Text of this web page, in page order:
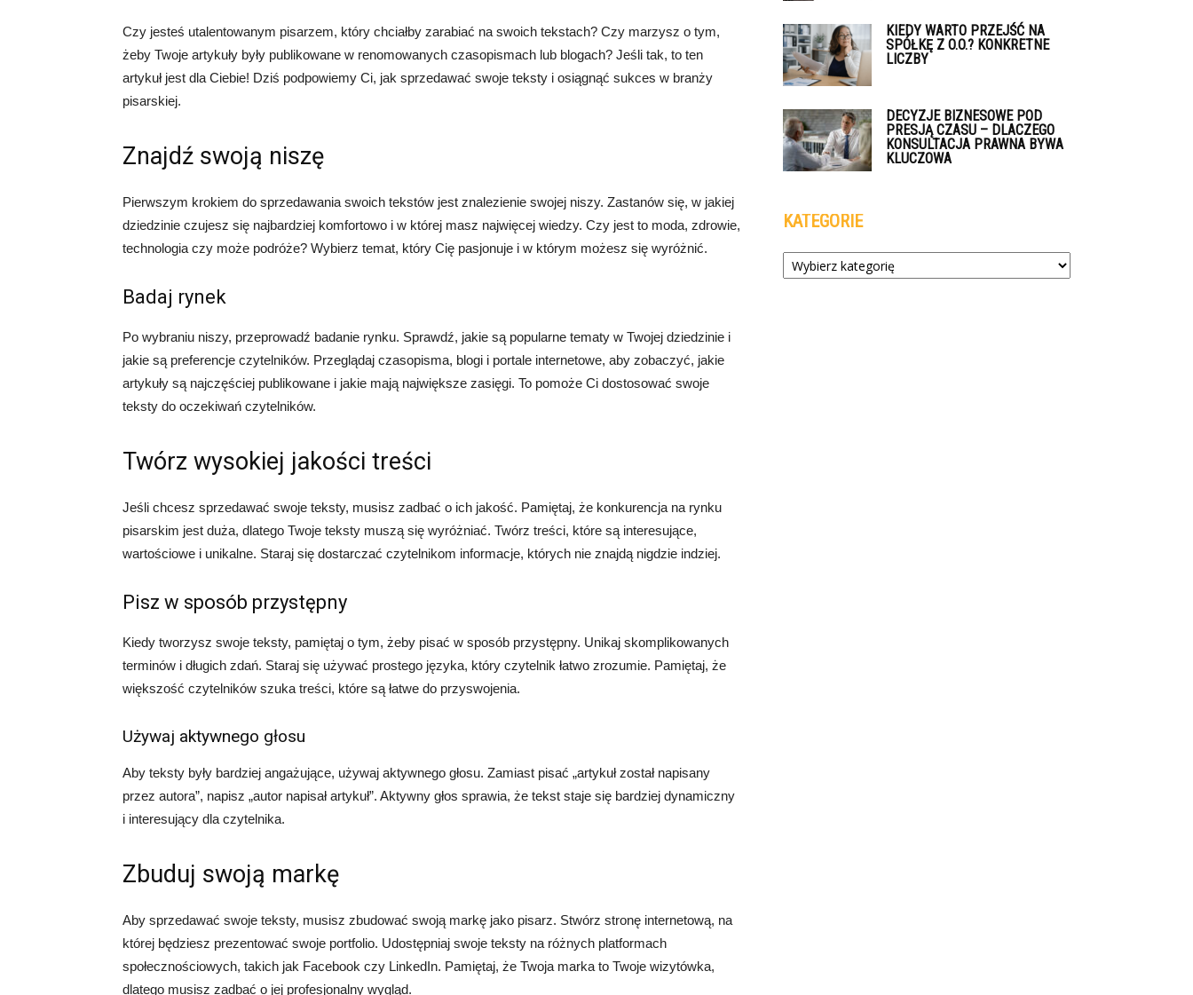
Czy jesteś utalentowanym pisarzem, który chciałby zarabiać na swoich tekstach? Czy marzysz o tym,
żeby Twoje artykuły były publikowane w renomowanych czasopismach lub blogach? Jeśli tak, to ten
artykuł jest dla Ciebie! Dziś podpowiemy Ci, jak sprzedawać swoje teksty i osiągnąć sukces w branży
pisarskiej.
Znajdź swoją niszę
Pierwszym krokiem do sprzedawania swoich tekstów jest znalezienie swojej niszy. Zastanów się, w jakiej
dziedzinie czujesz się najbardziej komfortowo i w której masz najwięcej wiedzy. Czy jest to moda, zdrowie,
technologia czy może podróże? Wybierz temat, który Cię pasjonuje i w którym możesz się wyróżnić.
Badaj rynek
Po wybraniu niszy, przeprowadź badanie rynku. Sprawdź, jakie są popularne tematy w Twojej dziedzinie i
jakie są preferencje czytelników. Przeglądaj czasopisma, blogi i portale internetowe, aby zobaczyć, jakie
artykuły są najczęściej publikowane i jakie mają największe zasięgi. To pomoże Ci dostosować swoje
teksty do oczekiwań czytelników.
Twórz wysokiej jakości treści
Jeśli chcesz sprzedawać swoje teksty, musisz zadbać o ich jakość. Pamiętaj, że konkurencja na rynku
pisarskim jest duża, dlatego Twoje teksty muszą się wyróżniać. Twórz treści, które są interesujące,
wartościowe i unikalne. Staraj się dostarczać czytelnikom informacje, których nie znajdą nigdzie indziej.
Pisz w sposób przystępny
Kiedy tworzysz swoje teksty, pamiętaj o tym, żeby pisać w sposób przystępny. Unikaj skomplikowanych
terminów i długich zdań. Staraj się używać prostego języka, który czytelnik łatwo zrozumie. Pamiętaj, że
większość czytelników szuka treści, które są łatwe do przyswojenia.
Używaj aktywnego głosu
Aby teksty były bardziej angażujące, używaj aktywnego głosu. Zamiast pisać „artykuł został napisany
przez autora”, napisz „autor napisał artykuł”. Aktywny głos sprawia, że tekst staje się bardziej dynamiczny
i interesujący dla czytelnika.
Zbuduj swoją markę
Aby sprzedawać swoje teksty, musisz zbudować swoją markę jako pisarz. Stwórz stronę internetową, na
której będziesz prezentować swoje portfolio. Udostępniaj swoje teksty na różnych platformach
społecznościowych, takich jak Facebook czy LinkedIn. Pamiętaj, że Twoja marka to Twoje wizytówka,
dlatego musisz zadbać o jej profesjonalny wygląd.
KIEDY WARTO PRZEJŚĆ NA
SPÓŁKĘ Z O.O.? KONKRETNE
LICZBY
DECYZJE BIZNESOWE POD
PRESJĄ CZASU – DLACZEGO
KONSULTACJA PRAWNA BYWA
KLUCZOWA
KATEGORIE
Kategorie